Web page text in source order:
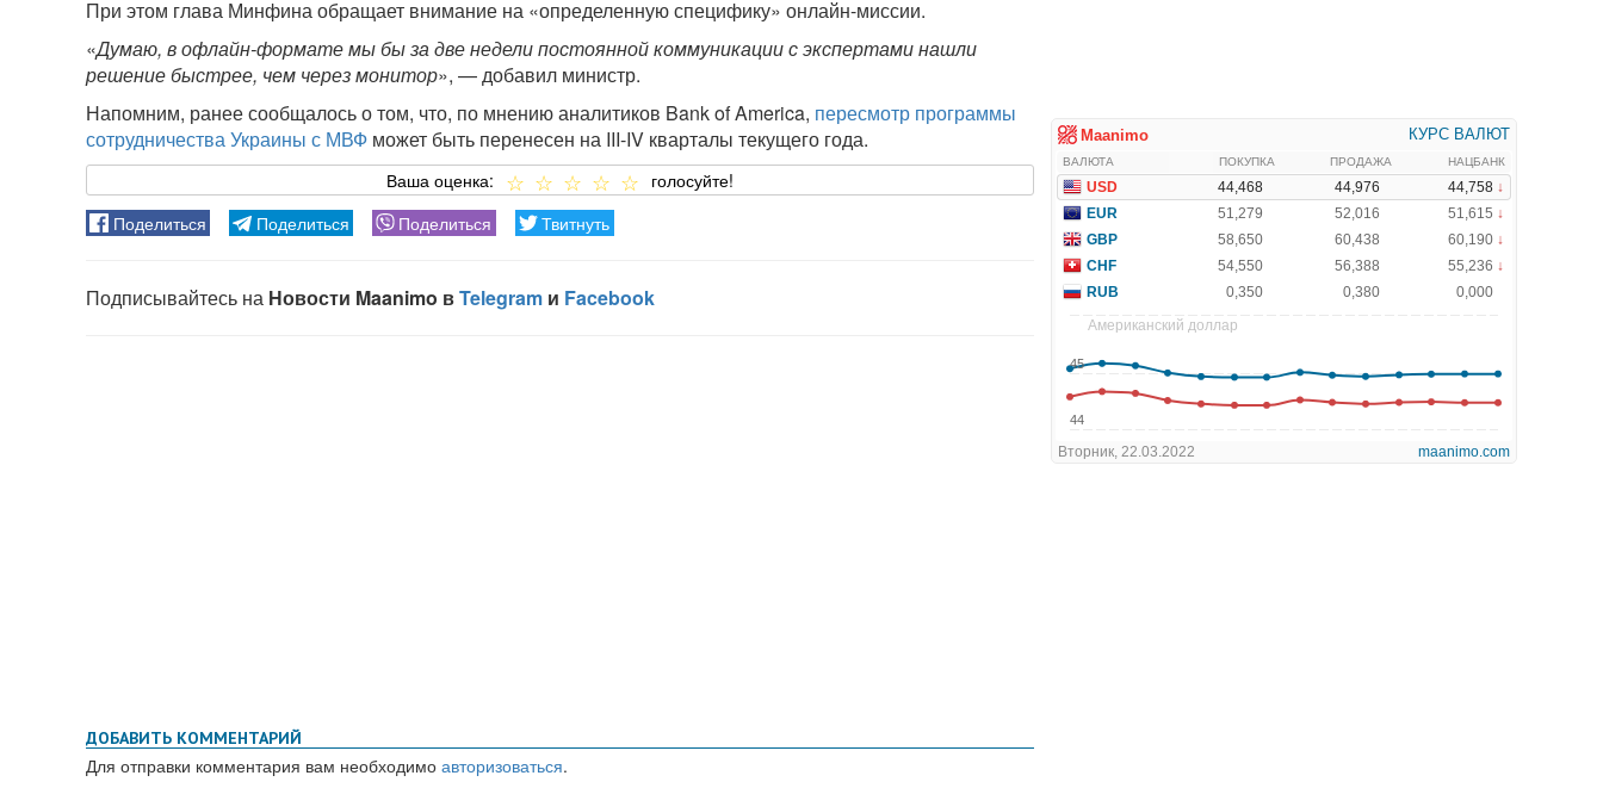
При этом глава Минфина обращает внимание на «определенную специфику» онлайн-миссии.
«Думаю, в офлайн-формате мы бы за две недели постоянной коммуникации с экспертами нашли
решение быстрее, чем через монитор», — добавил министр.
Напомним, ранее сообщалось о том, что, по мнению аналитиков Bank of America, пересмотр программы
сотрудничества Украины с МВФ может быть перенесен на III-IV кварталы текущего года.
ДОБАВИТЬ КОММЕНТАРИЙ
Для отправки комментария вам необходимо авторизоваться.